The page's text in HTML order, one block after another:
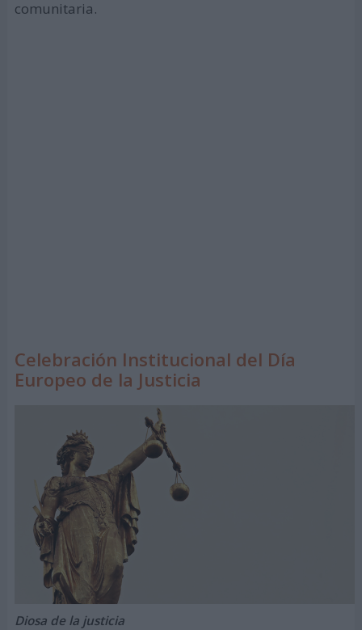
comunitaria.
Celebración Institucional del Día
Europeo de la Justicia
Diosa de la justicia